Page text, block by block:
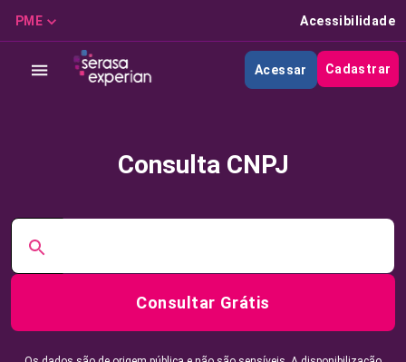
PME Acessibilidade
Acessar Cadastrar
Consulta CNPJ
Consultar Grátis